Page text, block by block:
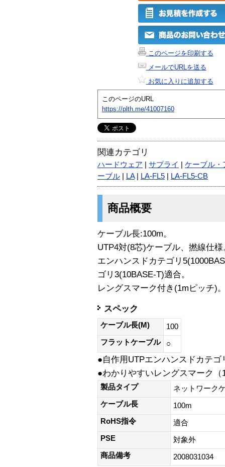
このページを印刷する
メールでURLを送る
お気に入りに追加する
このページのURL
https://plth.me/41007160
関連カテゴリ
ハードウェア サプライ
ケーブル・
ーブル
LA| LA-FL5 LA-FL5-CB
商品概要
ケーブル長:100m。
UTP4対(8芯)ケーブル、撚線仕様
エンハンスドカテゴリ
ゴリ3(10BASE-T)適合。
レングスマーク付き(1mピッチ)
スペック
ケーブル長(M)
100
フラットケーブル
○
●自作用UTPエンハンスドカテ
●わかりやすいレングスマーク
製品タイプ
ネットワーク
ケーブル長
100m
RoHS指令
適合
PSE
対象外
商品備考
2008031034